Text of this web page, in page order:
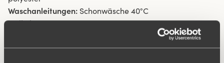
Waschanleitungen: Schonwäsche 40°C
Artikel-ID 239332
B-D 80-85: 2 haken übereinander. B-F 90-
115: 3 haken übereinander. G-H 80-115: 4 haken